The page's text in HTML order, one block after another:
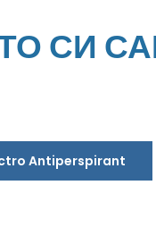
СИ
Antiperspirant